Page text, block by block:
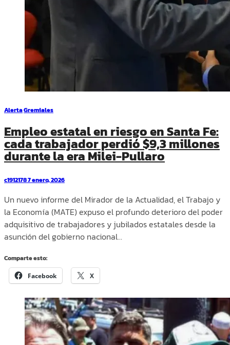
AlertaGremiales
Empleo estatal en riesgo en Santa Fe:
cada trabajador perdió $9,3 millones
durante la era Milei-Pullaro
c19121787 enero, 2026
Un nuevo informe del Mirador de la Actualidad, el Trabajo y
la Economía (MATE) expuso el profundo deterioro del poder
adquisitivo de trabajadores y jubilados estatales desde la
asunción del gobierno nacional…
Comparte esto:
Facebook X